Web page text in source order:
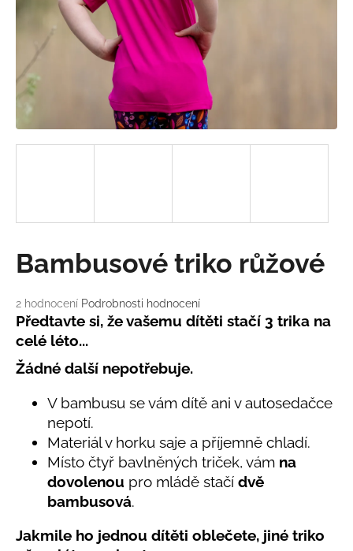
Průměrné
hodnocení
produktu
je
5,0
z
hvězdiček.
2 hodnocení Podrobnosti hodnocení
Bambusové triko růžové
Předtavte si, že vašemu dítěti stačí 3 trika na
celé léto...
Žádné další nepotřebuje.
V bambusu se vám dítě ani v autosedačce
nepotí.
Materiál v horku saje a příjemně chladí.
Místo čtyř bavlněných triček, vám na
dovolenou pro mládě stačí dvě
bambusová.
Jakmile ho jednou dítěti oblečete, jiné triko
a
t
?
D
o
o
r
u
č
u
LETNÍ
ČEPICE
30
SVĚTLE